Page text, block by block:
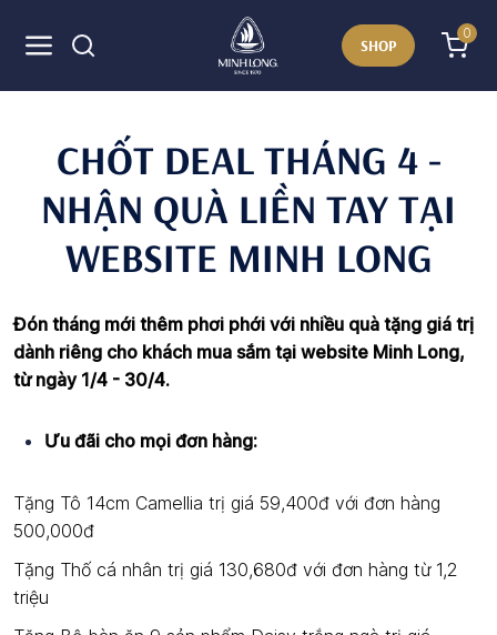
SHOP
0
CHỐT DEAL THÁNG 4 -
NHẬN QUÀ LIỀN TAY TẠI
WEBSITE MINH LONG
Đón tháng mới thêm phơi phới với nhiều quà tặng giá trị
dành riêng cho khách mua sắm tại website Minh Long,
từ ngày 1/4 - 30/4.
Ưu đãi cho mọi đơn hàng:
Tặng Tô 14cm Camellia trị giá 59,400đ với đơn hàng
500,000đ
Tặng Thố cá nhân trị giá 130,680đ với đơn hàng từ 1,2
triệu